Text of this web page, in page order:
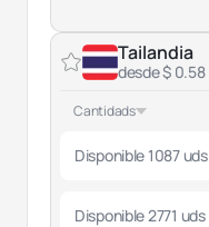
Tailandia
desde $ 0.58
Cantidads
Disponible 1087 uds
Disponible 2771 uds